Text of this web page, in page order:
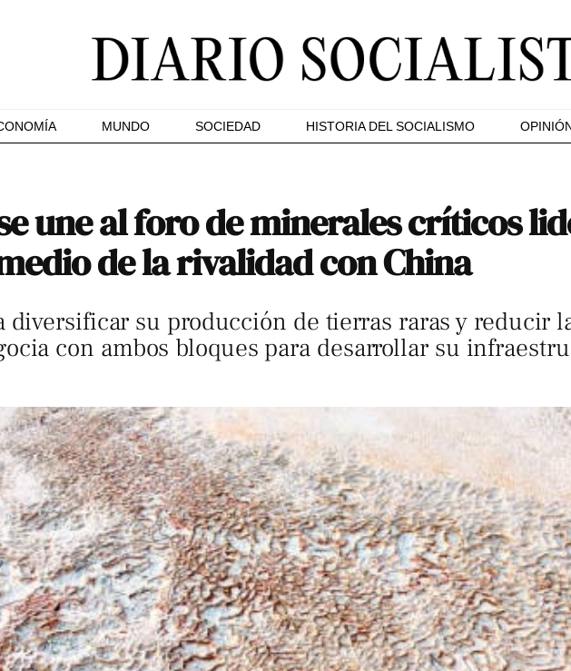
MUNDO SOCIEDAD HISTORIA DEL SOCIALISMO
une al foro de minerales críticos
de la rivalidad con China
diversificar su producción de tierras raras y reducir
con ambos bloques para desarrollar su